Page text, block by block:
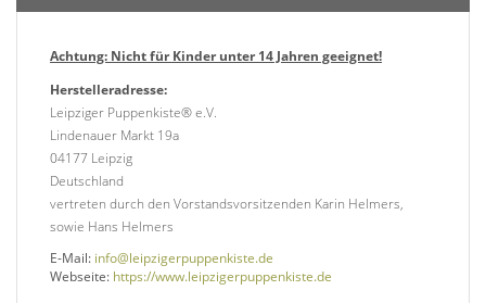
Achtung: Nicht für Kinder unter 14 Jahren geeignet!
Herstelleradresse:
Leipziger Puppenkiste® e.V.
Lindenauer Markt 19a
04177 Leipzig
Deutschland
vertreten durch den Vorstandsvorsitzenden Karin Helmers,
sowie Hans Helmers
E-Mail: info@leipzigerpuppenkiste.de
Webseite: https://www.leipzigerpuppenkiste.de